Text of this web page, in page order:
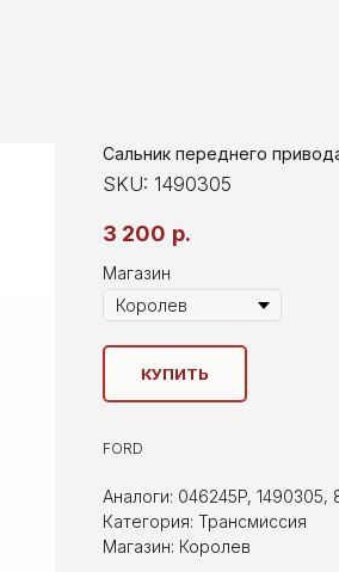
Сальник переднего
SKU: 1490305
3 200 р.
Магазин
КУПИТЬ
FORD
Аналоги: 046245P, 1490305,
Категория: Трансмиссия
Магазин: Королев